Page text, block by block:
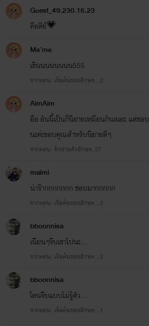
Guest_49.230.16.23
คือดีย์💗
Me'me
เขินนนนนนนน555
จากตอน: เริ่มต้นของอักษร…2
AimAim
อือ อันนี้เป็นก็นิยายเหมือนกันเนอะ แต่ชอบ
นะค่ะขอบคุณสำหรับนิยายดีๆ
จากตอน: รักผ่านตัวอักษร..27
maimi
น่าร๊ากกกกกกก ชอบมากกกกก
จากตอน: เริ่มต้นของอักษร…2
bboonnisa
เนียนๆจีบเขาไปนะ...
จากตอน: เริ่มต้นของอักษร…2
bboonnisa
โดนจีบแบบไม่รู้ตัว...
จากตอน: เริ่มต้นของอักษร…1